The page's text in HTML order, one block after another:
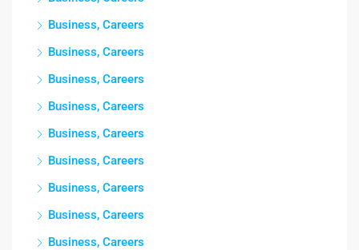
Business, Careers
Business, Careers
Business, Careers
Business, Careers
Business, Careers
Business, Careers
Business, Careers
Business, Careers
Business, Careers